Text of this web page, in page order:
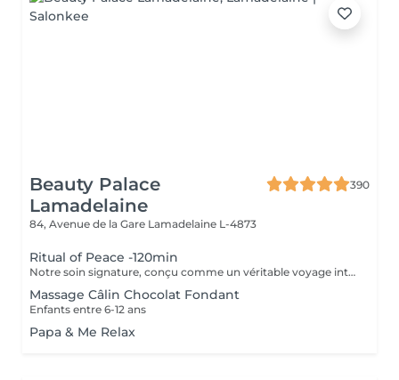
Beauty Palace
Lamadelaine
390
84, Avenue de la Gare Lamadelaine L-4873
Ritual of Peace -120min
Notre soin signature, conçu comme un véritable voyage intérieur de deux heures. Ce rituel associe un massage profond et intuitif du cuir chevelu, de la nuque et des épaules, à des temps de recentrage, de respiration et d'aromathérapie. Les soins capillaires nourrissants et les gestes lents permettent une reconnexion complète avec soi-même. Idéal pour les personnes en quête d'apaisement durable, ce soin libère les tensions profondes, relance l'énergie vitale et procure une paix intérieure durable. Les cheveux sont délicatement séchés à la fin de la séance, pour une sortie pleine de grâce et d'harmonie.
Massage Câlin Chocolat Fondant
Enfants entre 6-12 ans
Papa & Me Relax